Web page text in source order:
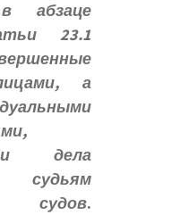
абзаце
23.1
а
дела
судов.